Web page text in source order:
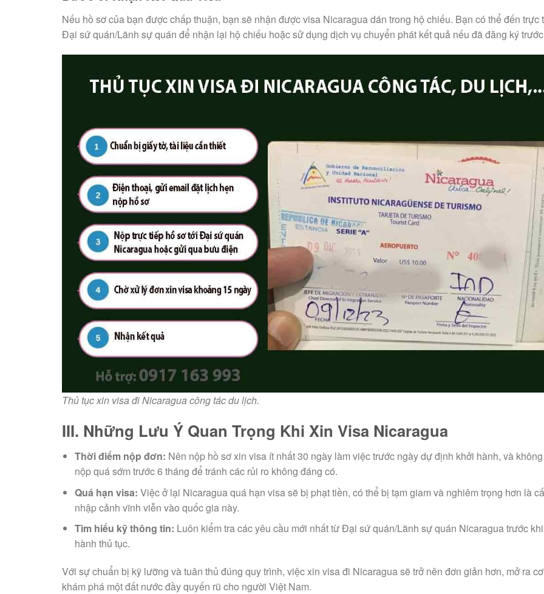
Nếu hồ sơ của bạn được chấp thuận, bạn sẽ nhận được visa Nicaragua dán trong hộ chiếu. Bạn có thể đến trực
Đại sứ quán/Lãnh sự quán để nhận lại hộ chiếu hoặc sử dụng dịch vụ chuyển phát kết quả nếu đã đăng ký
Thủ tục xin visa đi Nicaragua công tác du lịch.
III. Những Lưu Ý Quan Trọng Khi Xin Visa Nicaragua
Thời điểm nộp đơn: Nên nộp hồ sơ xin visa ít nhất 30 ngày làm việc trước ngày dự định khởi hành, và
nộp quá sớm trước 6 tháng để tránh các rủi ro không đáng có.
Quá hạn visa: Việc ở lại Nicaragua quá hạn visa sẽ bị phạt tiền, có thể bị tạm giam và nghiêm trọng hơn là
nhập cảnh vĩnh viễn vào quốc gia này.
Tìm hiểu kỹ thông tin: Luôn kiểm tra các yêu cầu mới nhất từ Đại sứ quán/Lãnh sự quán Nicaragua trước
hành thủ tục.
Với sự chuẩn bị kỹ lưỡng và tuân thủ đúng quy trình, việc xin visa đi Nicaragua sẽ trở nên đơn giản hơn, mở ra
khám phá một đất nước đầy quyến rũ cho người Việt Nam.